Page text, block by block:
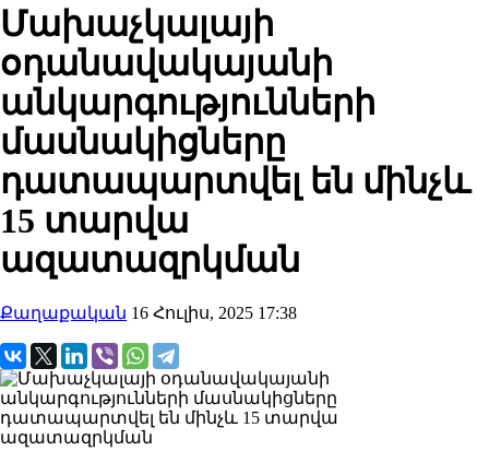
Մախաչկալայի
օդանավակայանի
անկարգությունների
մասնակիցները
դատապարտվել են մինչև
15 տարվա
ազատազրկման
Քաղաքական 16 Հուլիս, 2025 17:38